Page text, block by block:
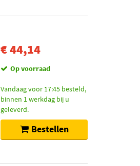
€ 44,14
Op voorraad
Vandaag voor 17:45 besteld,
binnen 1 werkdag bij u
geleverd.
Bestellen